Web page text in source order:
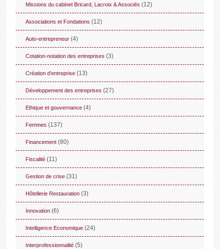
Missions du cabinet Bricard, Lacroix & Associés (12)
Associations et Fondations (12)
Auto-entrepreneur (4)
Cotation-notation des entreprises (3)
Création d'entreprise (13)
Développement des entreprises (27)
Ethique et gouvernance (4)
Femmes (137)
Financement (80)
Fiscalité (11)
Gestion de crise (31)
Hôtellerie Restauration (3)
Innovation (6)
Intelligence Economique (24)
Interprofessionnalité (5)